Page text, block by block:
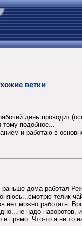
ветки
день проводит
тому подобное...
и работаю в
дома работал
телик
нет можно работать.
надо наворотов,
прямо. Что-то я не то